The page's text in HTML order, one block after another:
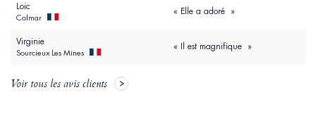
Loic
Colmar
« Elle a adoré »
Virginie
Sourcieux Les Mines
« Il est magnifique »
Voir tous les avis clients